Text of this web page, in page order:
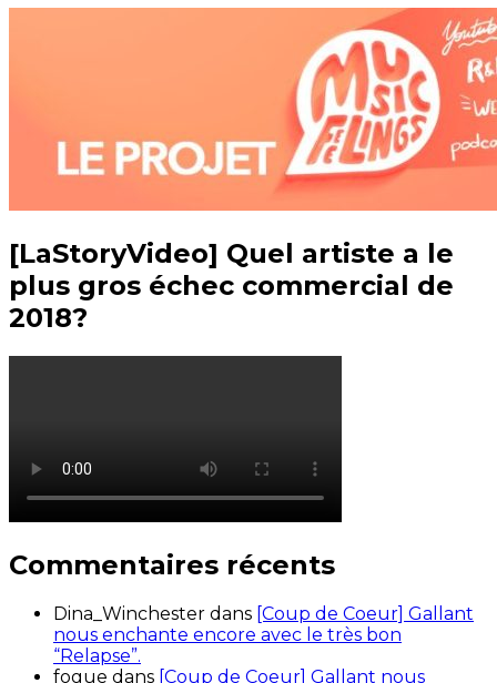
[LaStoryVideo] Quel artiste a le
plus gros échec commercial de
2018?
Commentaires récents
Dina_Winchester dans [Coup de Coeur] Gallant
nous enchante encore avec le très bon
“Relapse”.
fogue dans [Coup de Coeur] Gallant nous